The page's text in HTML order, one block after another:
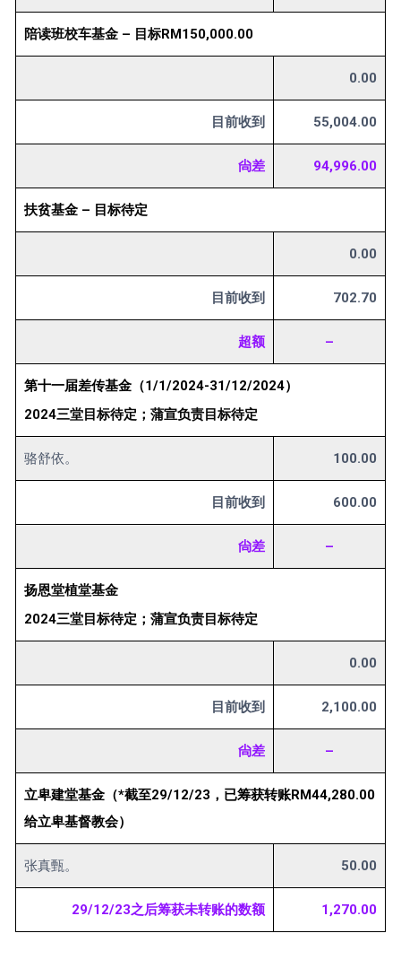
陪读班校车基金 – 目标RM150,000.00
0.00
目前收到 55,004.00
尙差 94,996.00
扶贫基金 – 目标待定
0.00
目前收到 702.70
超额 –
第十一届差传基金（1/1/2024-31/12/2024）
2024三堂目标待定；蒲宣负责目标待定
骆舒依。 100.00
目前收到 600.00
尙差 –
扬恩堂植堂基金
2024三堂目标待定；蒲宣负责目标待定
0.00
目前收到 2,100.00
尙差 –
立卑建堂基金（*截至29/12/23，已筹获转账RM44,280.00
给立卑基督教会）
张真甄。 50.00
29/12/23之后筹获未转账的数额 1,270.00